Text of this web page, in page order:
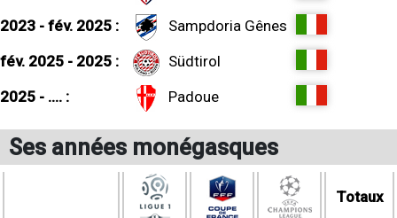
2023 - fév. 2025 :
Sampdoria Gênes
fév. 2025 - 2025 :
Südtirol
2025 - .... :
Padoue
Ses années monégasques
Totaux